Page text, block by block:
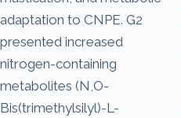
adaptation to CNPE. G2
presented increased
nitrogen-containing
metabolites (N,O-
Bis(trimethylsilyl)-L-